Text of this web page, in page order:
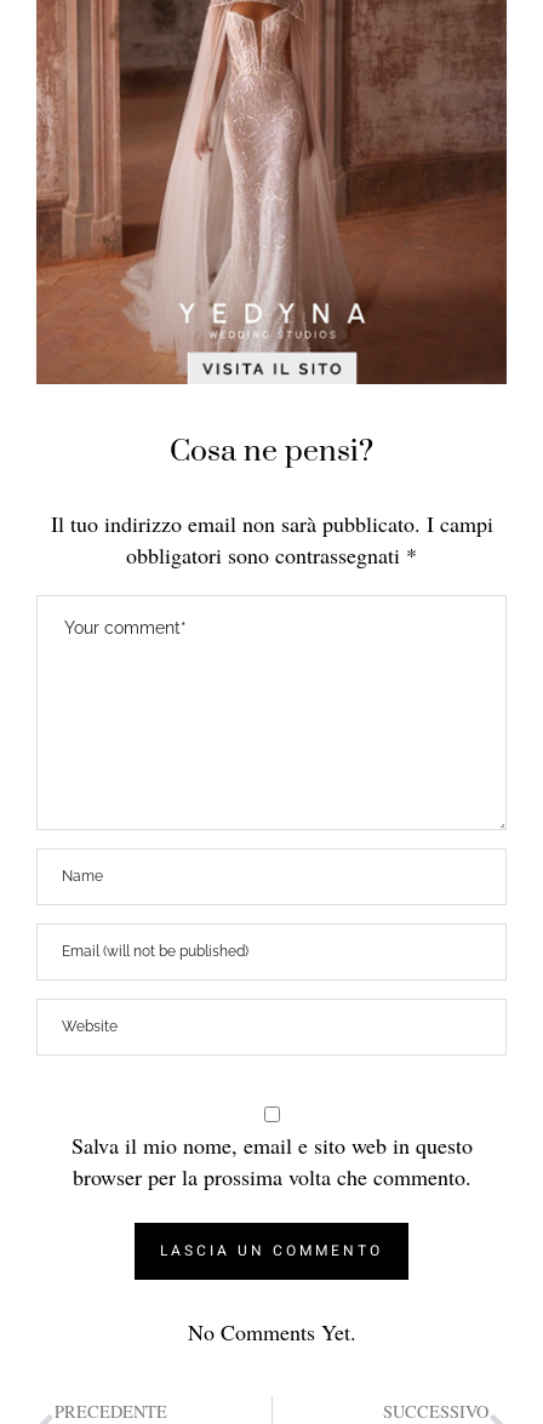
Cosa ne pensi?
Il tuo indirizzo email non sarà pubblicato. I campi
obbligatori sono contrassegnati *
Salva il mio nome, email e sito web in questo
browser per la prossima volta che commento.
No Comments Yet.
PRECEDENTE SUCCESSIVO